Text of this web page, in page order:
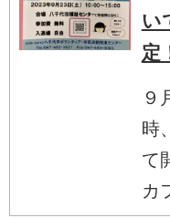
い
定
９
時
て
カ